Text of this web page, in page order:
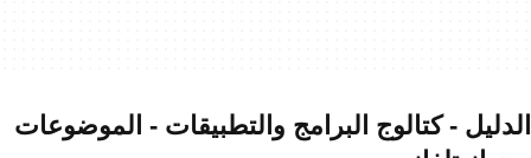
الدليل - كتالوج البرامج والتطبيقات - الموضوعات